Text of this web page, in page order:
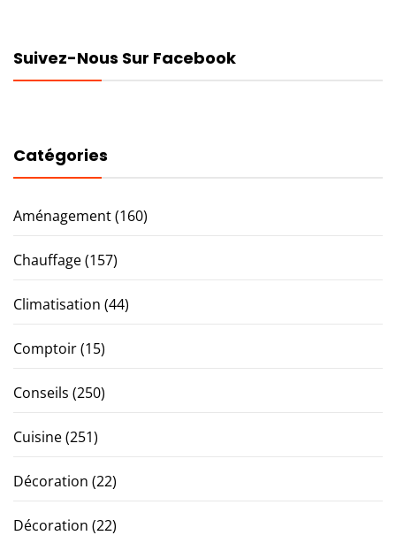
Suivez-Nous Sur Facebook
Catégories
Aménagement(160)
Chauffage(157)
Climatisation (44)
Comptoir(15)
Conseils (250)
Cuisine(251)
Décoration (22)
Décoration (22)